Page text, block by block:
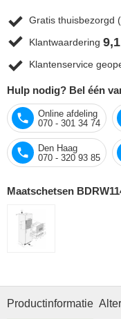
Gratis thuisbezorgd
Klantwaardering 9,1
Klantenservice
Hulp nodig? Bel één
Online afdeling
070 - 301 34 74
Den Haag
070 - 320 93 85
Maatschetsen
Productinformatie